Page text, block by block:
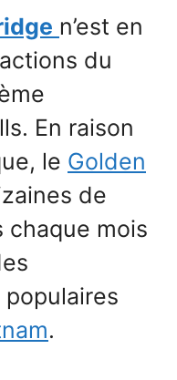
n’est en
du
En raison
le Golden
de
chaque mois
.